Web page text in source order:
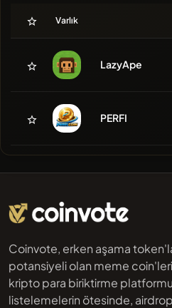
Varlık
LazyApe
PERFI
Coinvote, erken aşama
potansiyeli olan meme
kripto para biriktirme
listelemelerin ötesinde,